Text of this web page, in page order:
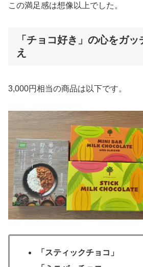
この満足感は想像以上でした。
「チョコ好き」の心をガ
え
3,000円相当の商品は以下です。
「スティックチョコ」